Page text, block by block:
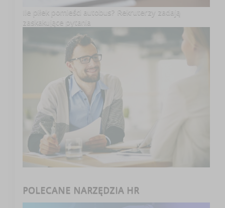
Ile piłek pomieści autobus? Rekruterzy zadają
zaskakujące pytania
POLECANE NARZĘDZIA HR